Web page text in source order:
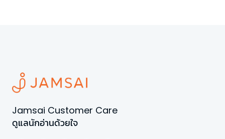
Jamsai Customer Care
ดูแลนักอ่านด้วยใจ